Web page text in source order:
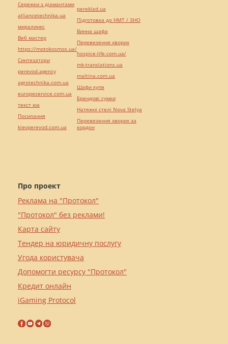
Про проект
Реклама на "Протокол"
"Протокол" без реклами!
Карта сайту
Тендер на юридичну послугу
Угода користувача
Допомогти ресурсу "Протокол"
Кредит онлайн
iGaming Protocol
Сережки з діамантами
alliancetechnika.ua
миралинкс
Веб мастер
https://motokosmos.ua/
Синтезатори
perevod.agency
agrotechnika.com.ua
europeservice.com.ua
текст юа
Посилання
kievperevod.com.ua
pereklad.ua
Підготовка до НМТ / ЗНО
Винна шафа
Перевезення хворих
hospice-life.com.ua/
mk-translations.ua
maltina.com.ua
Шафи купе
Брендові сумки
Натяжні стелі Nova Stelya
Перевезення хворих за
кордон